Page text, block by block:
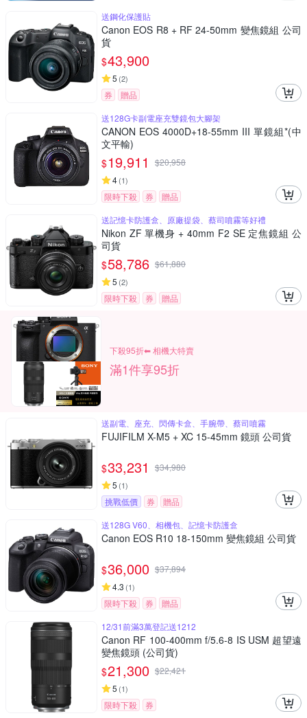
送鋼化保護貼
Canon EOS R8 + RF 24-50mm 變焦鏡組 公司
貨
$43,900
5 (2)
券
贈品
送128G卡副電座充雙鏡包大腳架
CANON EOS 4000D+18-55mm III 單鏡組*(中
文平輸)
$19,911 $20,958
4(1)
限時下殺 券
贈品
送記憶卡防護盒、原廠提袋、蔡司噴霧等好禮
Nikon ZF 單機身 + 40mm F2 SE 定焦鏡組 公
司貨
$58,786 $61,880
5 (2)
限時下殺 券 贈品
下殺95折⬅︎ 相機大特賣
滿1件享95折
送副電、座充、閃傳卡盒、手腕帶、蔡司噴霧
FUJIFILM X-M5 + XC 15-45mm 鏡頭 公司貨
$33,231 $34,980
5 (1)
挑戰低價 券
贈品
送128G V60、相機包、記憶卡防護盒
Canon EOS R10 18-150mm 變焦鏡組 公司貨
$36,000 $37,894
4.3 (1)
限時下殺 券
贈品
12/31前滿3萬登記送1212
Canon RF 100-400mm f/5.6-8 IS USM 超望遠
變焦鏡頭 (公司貨)
$21,300 $22,421
5 (1)
限時下殺
券